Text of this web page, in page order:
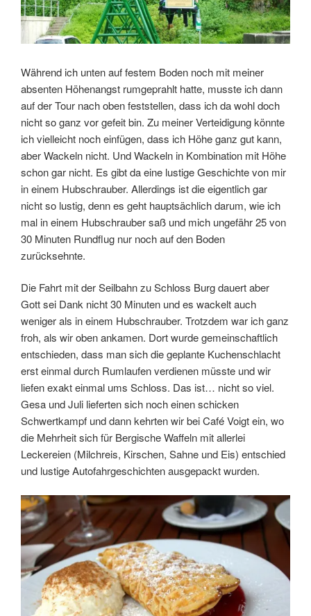
Während ich unten auf festem Boden noch mit meiner
absenten Höhenangst rumgeprahlt hatte, musste ich dann
auf der Tour nach oben feststellen, dass ich da wohl doch
nicht so ganz vor gefeit bin. Zu meiner Verteidigung könnte
ich vielleicht noch einfügen, dass ich Höhe ganz gut kann,
aber Wackeln nicht. Und Wackeln in Kombination mit Höhe
schon gar nicht. Es gibt da eine lustige Geschichte von mir
in einem Hubschrauber. Allerdings ist die eigentlich gar
nicht so lustig, denn es geht hauptsächlich darum, wie ich
mal in einem Hubschrauber saß und mich ungefähr 25 von
30 Minuten Rundflug nur noch auf den Boden
zurücksehnte.
Die Fahrt mit der Seilbahn zu Schloss Burg dauert aber
Gott sei Dank nicht 30 Minuten und es wackelt auch
weniger als in einem Hubschrauber. Trotzdem war ich ganz
froh, als wir oben ankamen. Dort wurde gemeinschaftlich
entschieden, dass man sich die geplante Kuchenschlacht
erst einmal durch Rumlaufen verdienen müsste und wir
liefen exakt einmal ums Schloss. Das ist… nicht so viel.
Gesa und Juli lieferten sich noch einen schicken
Schwertkampf und dann kehrten wir bei Café Voigt ein, wo
die Mehrheit sich für Bergische Waffeln mit allerlei
Leckereien (Milchreis, Kirschen, Sahne und Eis) entschied
und lustige Autofahrgeschichten ausgepackt wurden.